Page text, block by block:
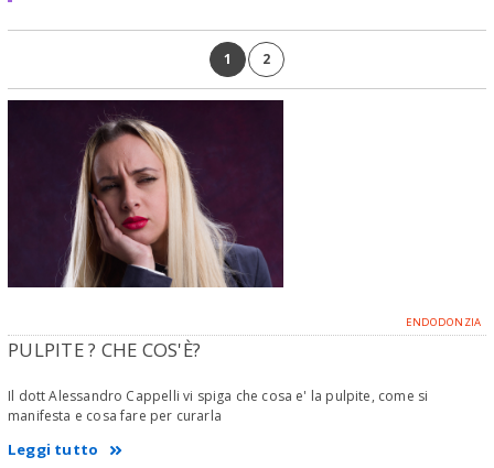
1 2
ENDODONZIA
PULPITE ? CHE COS'È?
Il dott Alessandro Cappelli vi spiga che cosa e' la pulpite, come si
manifesta e cosa fare per curarla
Leggi tutto